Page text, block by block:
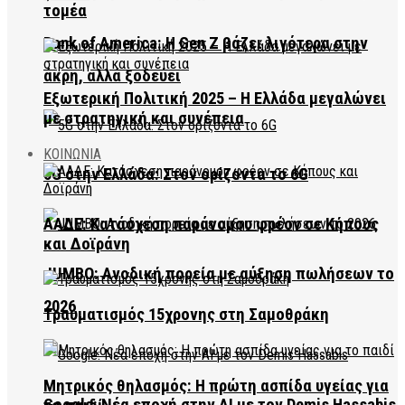
Bank of America: Η Gen Z βάζει λιγότερα στην
άκρη, αλλά ξοδεύει
5G στην Ελλάδα: Στον ορίζοντα το 6G
JUMBO: Ανοδική πορεία με αύξηση πωλήσεων το
2026
τομέα
Εξωτερική Πολιτική 2025 – Η Ελλάδα μεγαλώνει
με στρατηγική και συνέπεια
ΚΟΙΝΩΝΙΑ
ΑΑΔΕ: Κατάσχεση παράνομου φρέον σε Κήπους
και Δοϊράνη
Τραυματισμός 15χρονης στη Σαμοθράκη
Μητρικός θηλασμός: Η πρώτη ασπίδα υγείας για